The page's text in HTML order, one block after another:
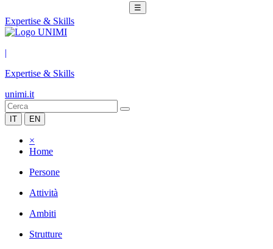
☰
Expertise & Skills
|
Expertise & Skills
unimi.it
IT EN
×
Home
Persone
Attività
Ambiti
Strutture